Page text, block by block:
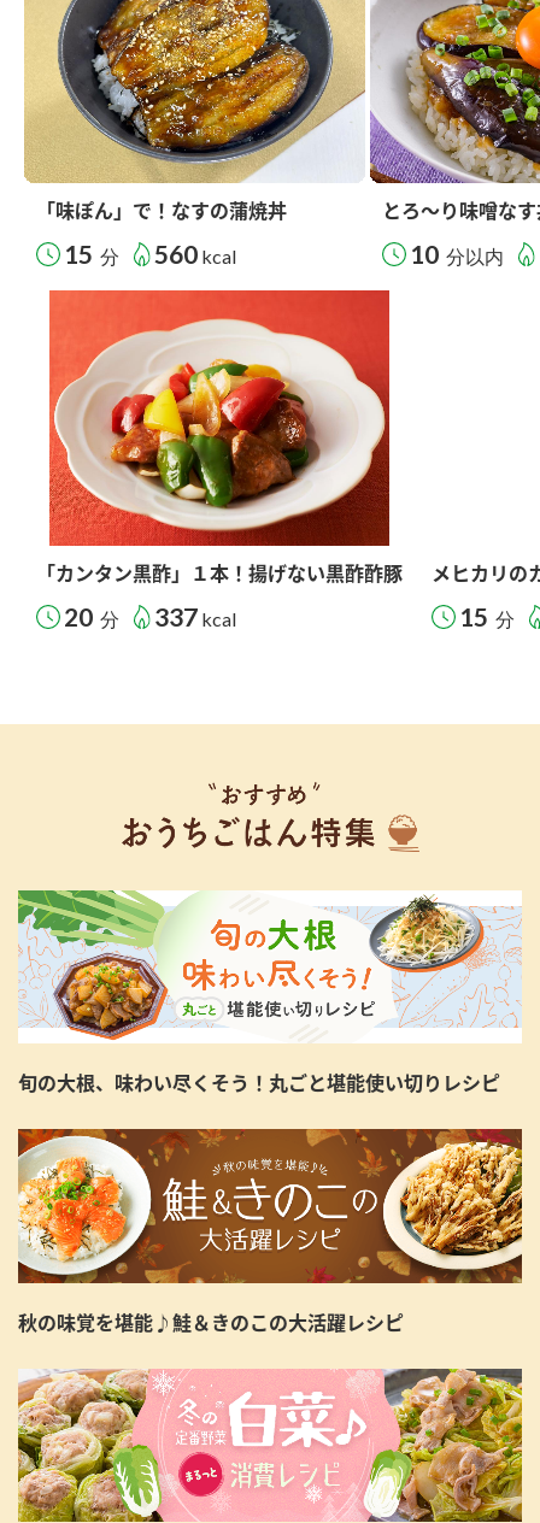
「味ぽん」で！なすの蒲焼丼
15 分 560 kcal
とろ～り味噌な
10 分以内
「カンタン黒酢」１本！揚げない黒酢酢豚
20 分 337 kcal
メヒカリの
15 分
旬の大根、味わい尽くそう！丸ごと堪能使い切りレシピ
秋の味覚を堪能♪鮭＆きのこの大活躍レシピ